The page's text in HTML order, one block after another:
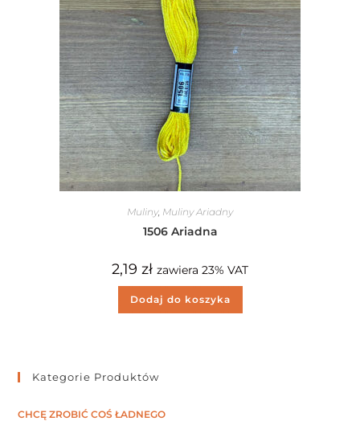
Muliny, Muliny Ariadny
1506 Ariadna
2,19 zł zawiera 23% VAT
Dodaj do koszyka
Kategorie Produktów
CHCĘ ZROBIĆ COŚ ŁADNEGO